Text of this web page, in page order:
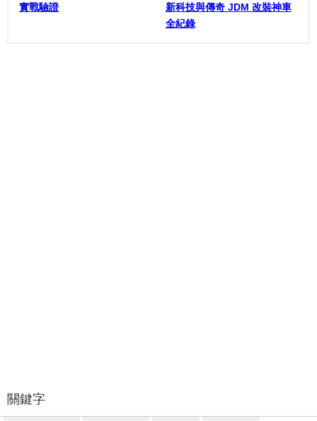
實戰驗證
新科技與傳奇 JDM 改裝神車
全紀錄
關鍵字